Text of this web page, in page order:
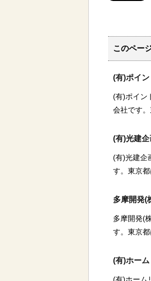
このペー
(有)ポイ
(有)ポイン
会社です
(有)光建
(有)光建企
す。東京
多摩開発(
多摩開発(
す。東京
(有)ホー
(有)ホーム